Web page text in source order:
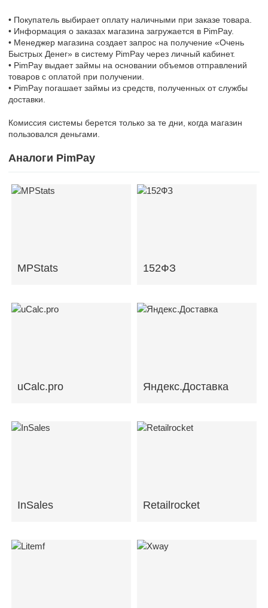
• Покупатель выбирает оплату наличными при заказе товара.
• Информация о заказах магазина загружается в PimPay.
• Менеджер магазина создает запрос на получение «Очень
Быстрых Денег» в систему PimPay через личный кабинет.
• PimPay выдает займы на основании объемов отправлений
товаров с оплатой при получении.
• PimPay погашает займы из средств, полученных от службы
доставки.
Комиссия системы берется только за те дни, когда магазин
пользовался деньгами.
Аналоги PimPay
MPStats 152ФЗ
uCalc.pro Яндекс.Доставка
InSales Retailrocket